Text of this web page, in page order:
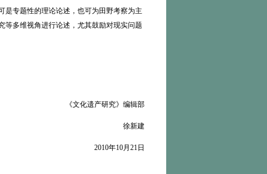
专题性的理论论述，也可为田野考察为主
等多维视角进行论述，尤其鼓励对现实问题
《文化遗产研究》编辑部
徐新建
2010年10月21日